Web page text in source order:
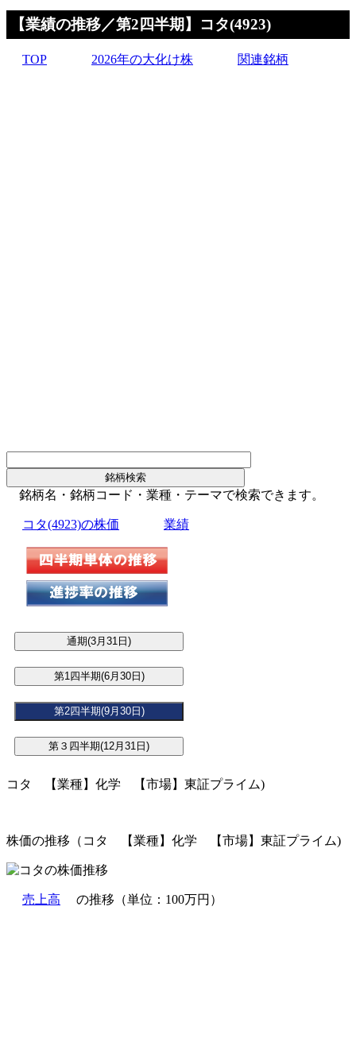
【業績の推移／第2四半期】コタ(4923)
TOP 2026年の大化け株 関連銘柄
銘柄名・銘柄コード・業種・テーマで検索できます。
コタ(4923)の株価 業績
コタ 【業種】化学 【市場】東証プライム)
株価の推移（コタ 【業種】化学 【市場】東証プライム)
売上高 の推移（単位：100万円）